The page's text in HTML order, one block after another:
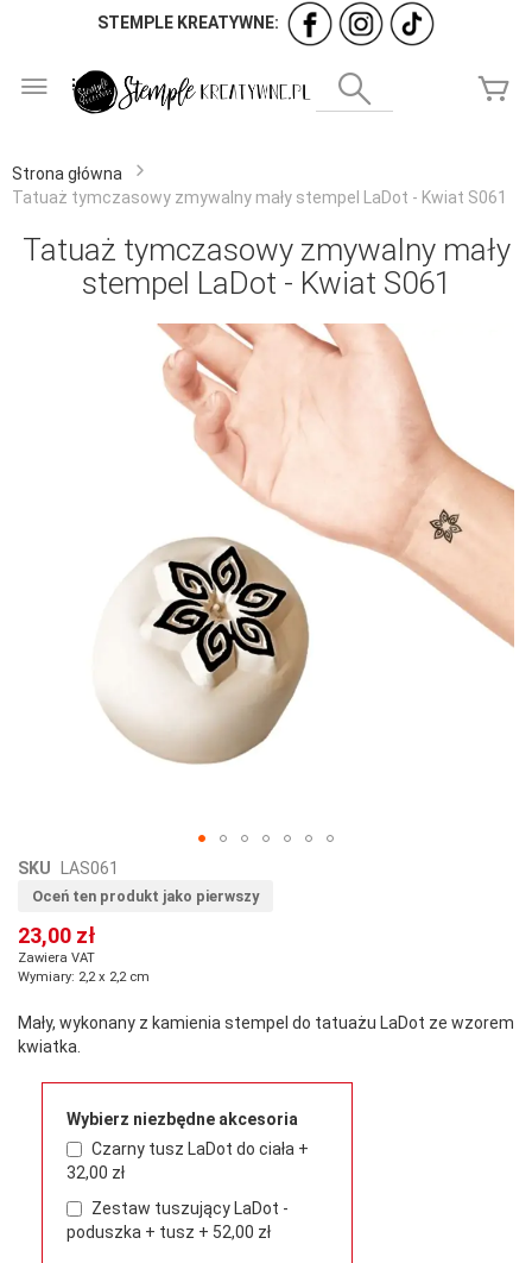
STEMPLE KREATYWNE:
do
treści
Strona główna
Tatuaż tymczasowy zmywalny mały stempel LaDot - Kwiat S061
Tatuaż tymczasowy zmywalny mały
stempel LaDot - Kwiat S061
Przejdź
na
galerii
SKU LAS061
Oceń ten produkt jako pierwszy
23,00 zł
Zawiera VAT
Wymiary: 2,2 x 2,2 cm
Mały, wykonany z kamienia stempel do tatuażu LaDot ze wzorem
kwiatka.
Wybierz niezbędne akcesoria
Czarny tusz LaDot do ciała +
32,00 zł
Zestaw tuszujący LaDot -
poduszka + tusz + 52,00 zł